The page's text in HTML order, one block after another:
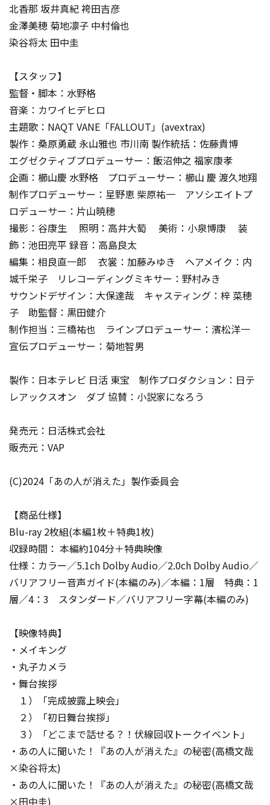
北香那 坂井真紀 袴田吉彦
金澤美穂 菊地凛子 中村倫也
染谷将太 田中圭
【スタッフ】
監督・脚本：水野格
音楽：カワイヒデヒロ
主題歌：NAQT VANE「FALLOUT」(avextrax)
製作：桑原勇蔵 永山雅也 市川南 製作統括：佐藤貴博
エグゼクティブプロデューサー：飯沼伸之 福家康孝
企画：櫛山慶 水野格 プロデューサー：櫛山 慶 渡久地翔
制作プロデューサー：星野恵 柴原祐一 アソシエイトプ
ロデューサー：片山暁穂
撮影：谷康生 照明：高井大萄 美術：小泉博康 装
飾：池田亮平 録音：高島良太
編集：相良直一郎 衣裳：加藤みゆき ヘアメイク：内
城千栄子 リレコーディングミキサー：野村みき
サウンドデザイン：大保達哉 キャスティング：梓 菜穂
子 助監督：黒田健介
制作担当：三橋祐也 ラインプロデューサー：濱松洋一
宣伝プロデューサー：菊地智男
製作：日本テレビ 日活 東宝 制作プロダクション：日テ
レアックスオン ダブ 協賛：小説家になろう
発売元：日活株式会社
販売元：VAP
(C)2024「あの人が消えた」製作委員会
【商品仕様】
Blu-ray 2枚組(本編1枚＋特典1枚)
収録時間： 本編約104分＋特典映像
仕様：カラー／5.1ch Dolby Audio／2.0ch Dolby Audio／
バリアフリー音声ガイド(本編のみ)／本編：1層 特典：1
層／4：3 スタンダード／バリアフリー字幕(本編のみ)
【映像特典】
・メイキング
・丸子カメラ
・舞台挨拶
１）「完成披露上映会」
２）「初日舞台挨拶」
３）「どこまで話せる？！伏線回収トークイベント」
・あの人に聞いた！『あの人が消えた』の秘密(高橋文哉
×染谷将太)
・あの人に聞いた！『あの人が消えた』の秘密(高橋文哉
×田中圭)